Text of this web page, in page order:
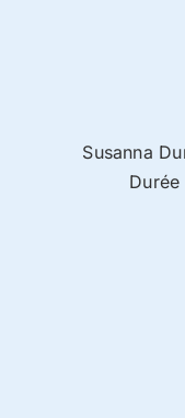
Susanna